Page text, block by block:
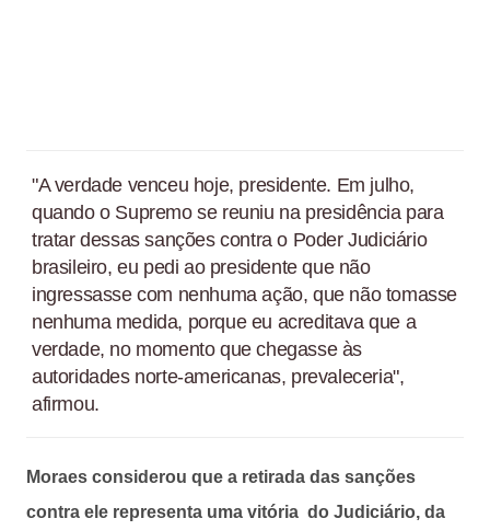
"A verdade venceu hoje, presidente. Em julho,
quando o Supremo se reuniu na presidência para
tratar dessas sanções contra o Poder Judiciário
brasileiro, eu pedi ao presidente que não
ingressasse com nenhuma ação, que não tomasse
nenhuma medida, porque eu acreditava que a
verdade, no momento que chegasse às
autoridades norte-americanas, prevaleceria",
afirmou.
Moraes considerou que a retirada das sanções
contra ele representa uma vitória do Judiciário, da